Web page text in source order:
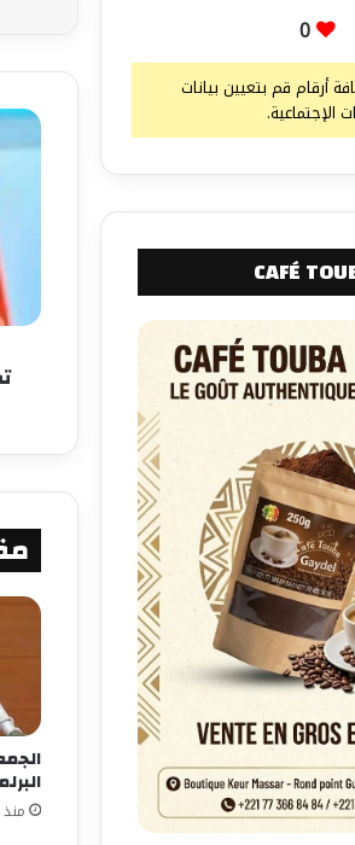
منذ 22 ساعة
0
أرقام قم بتعيين بيانات
الإجتماعية.
CAFÉ